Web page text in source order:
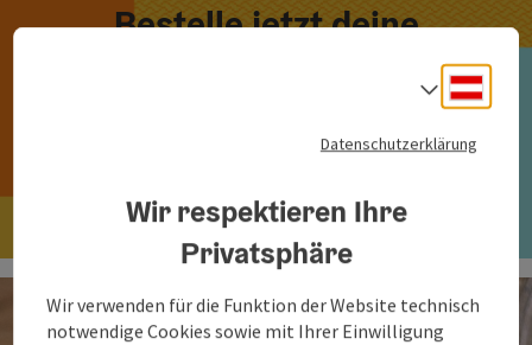
Bestelle jetzt deine
kostenlosen Broschüren!
Datenschutzerklärung
Wir respektieren Ihre
Privatsphäre
Wir verwenden für die Funktion der Website technisch
notwendige Cookies sowie mit Ihrer Einwilligung